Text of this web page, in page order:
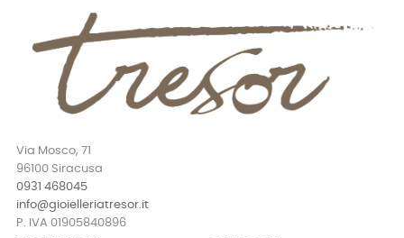
Via Mosco, 71
96100 Siracusa
0931 468045
info@gioielleriatresor.it
P. IVA 01905840896